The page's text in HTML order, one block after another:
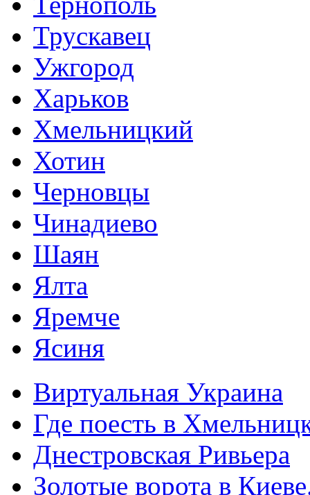
Трускавец
Ужгород
Харьков
Хмельницкий
Хотин
Черновцы
Чинадиево
Шаян
Ялта
Яремче
Ясиня
Виртуальная Украина
Где поесть в
Днестровская Ривьера
Золотые ворота в